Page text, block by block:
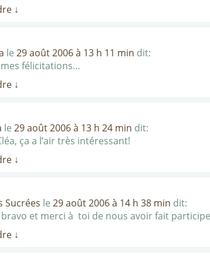
↓
le 29 août 2006 à 13 h 11 min dit:
félicitations…
↓
le 29 août 2006 à 13 h 24 min dit:
ça a l’air très intéressant!
↓
Sucrées le 29 août 2006 à 14 h 38 min dit:
bravo et merci à toi de nous avoir fait
↓